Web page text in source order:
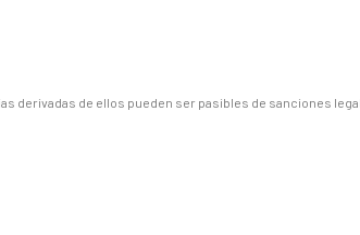
derivadas de ellos pueden ser pasibles de sanciones